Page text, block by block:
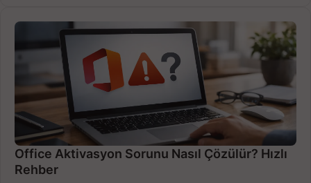
Office Aktivasyon Sorunu Nasıl Çözülür? Hızlı
Rehber